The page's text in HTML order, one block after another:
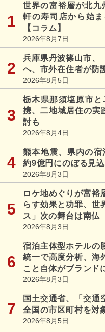
世界の富裕層が北九
軒の寿司店から始
【コラム】
2026年8月7日
兵庫県丹波篠山市、
へ、市外在住者が防
2026年8月5日
栃木県那須塩原市
携、二地域居住の
討も
2026年8月4日
熊本地震、県内の宿
約9億円にのぼる見
2026年8月3日
ロケ地めぐりが富裕
らす効果と功罪、世
ス」次の舞台は南仏
2026年8月3日
宿泊主体型ホテル
統一で高度分析、海
こと自体がブランド
2026年8月3日
国土交通省、「交通
全国の市区町村を対
2026年8月5日